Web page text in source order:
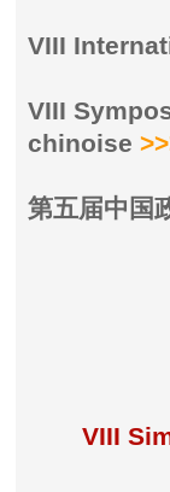
VIII
VIII
chinoise
第五届中国
VIII